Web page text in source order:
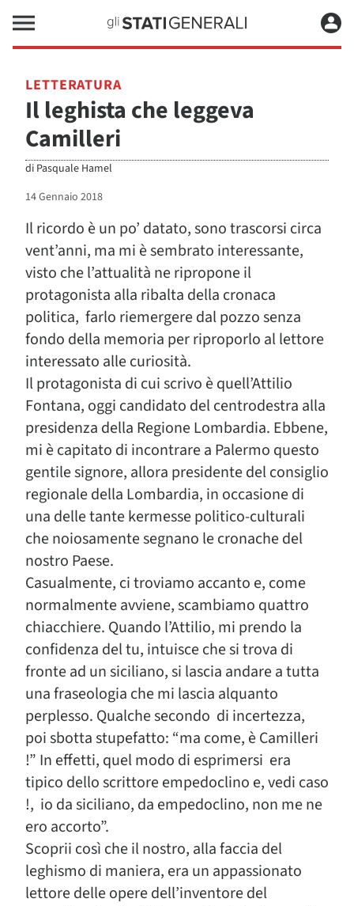
LETTERATURA
Il leghista che leggeva
Camilleri
di Pasquale Hamel
14 Gennaio 2018
Il ricordo è un po’ datato, sono trascorsi circa
vent’anni, ma mi è sembrato interessante,
visto che l’attualità ne ripropone il
protagonista alla ribalta della cronaca
politica, farlo riemergere dal pozzo senza
fondo della memoria per riproporlo al lettore
interessato alle curiosità.
Il protagonista di cui scrivo è quell’Attilio
Fontana, oggi candidato del centrodestra alla
presidenza della Regione Lombardia. Ebbene,
mi è capitato di incontrare a Palermo questo
gentile signore, allora presidente del consiglio
regionale della Lombardia, in occasione di
una delle tante kermesse politico-culturali
che noiosamente segnano le cronache del
nostro Paese.
Casualmente, ci troviamo accanto e, come
normalmente avviene, scambiamo quattro
chiacchiere. Quando l’Attilio, mi prendo la
confidenza del tu, intuisce che si trova di
fronte ad un siciliano, si lascia andare a tutta
una fraseologia che mi lascia alquanto
perplesso. Qualche secondo di incertezza,
poi sbotta stupefatto: “ma come, è Camilleri
!” In effetti, quel modo di esprimersi era
tipico dello scrittore empedoclino e, vedi caso
!, io da siciliano, da empedoclino, non me ne
ero accorto”.
Scoprii così che il nostro, alla faccia del
leghismo di maniera, era un appassionato
lettore delle opere dell’inventore del